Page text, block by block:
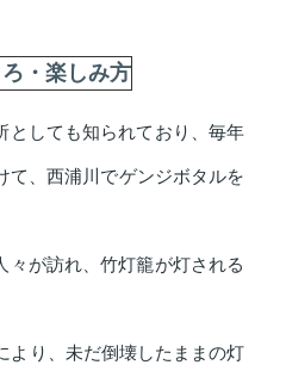
・楽しみ方
としても知られており、毎年
て、西浦川でゲンジボタルを
々が訪れ、竹灯籠が灯される
より、未だ倒壊したままの灯